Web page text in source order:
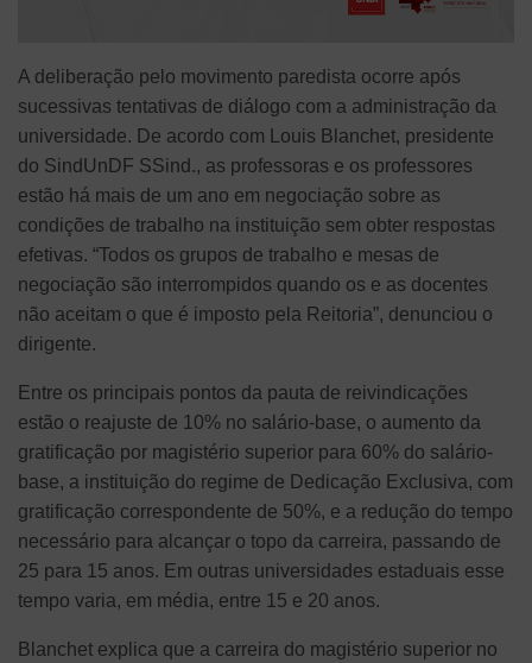
A deliberação pelo movimento paredista ocorre após
sucessivas tentativas de diálogo com a administração da
universidade. De acordo com Louis Blanchet, presidente
do SindUnDF SSind., as professoras e os professores
estão há mais de um ano em negociação sobre as
condições de trabalho na instituição sem obter respostas
efetivas. “Todos os grupos de trabalho e mesas de
negociação são interrompidos quando os e as docentes
não aceitam o que é imposto pela Reitoria”, denunciou o
dirigente.
Entre os principais pontos da pauta de reivindicações
estão o reajuste de 10% no salário-base, o aumento da
gratificação por magistério superior para 60% do salário-
base, a instituição do regime de Dedicação Exclusiva, com
gratificação correspondente de 50%, e a redução do tempo
necessário para alcançar o topo da carreira, passando de
25 para 15 anos. Em outras universidades estaduais esse
tempo varia, em média, entre 15 e 20 anos.
Blanchet explica que a carreira do magistério superior no